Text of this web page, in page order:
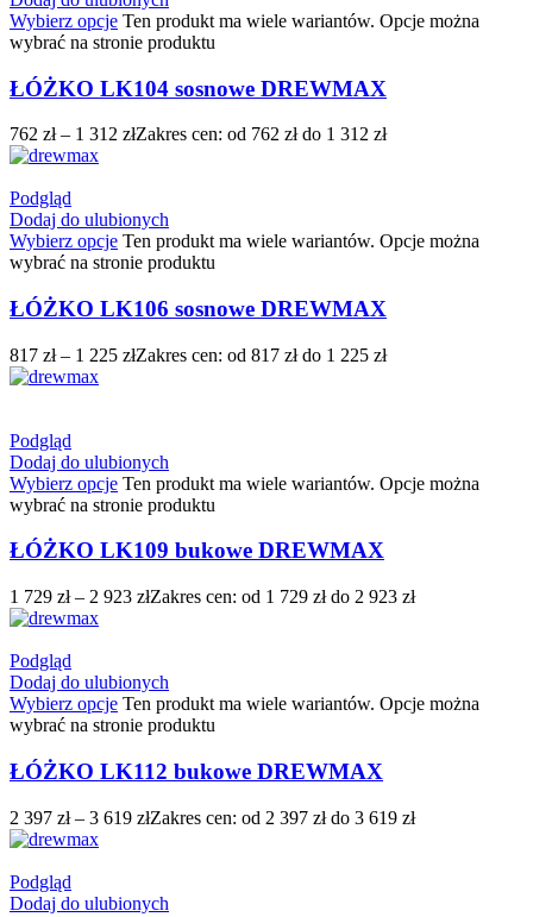
Wybierz opcje Ten produkt ma wiele wariantów. Opcje można
wybrać na stronie produktu
ŁÓŻKO LK104 sosnowe DREWMAX
762 zł – 1 312 złZakres cen: od 762 zł do 1 312 zł
Podgląd
Dodaj do ulubionych
Wybierz opcje Ten produkt ma wiele wariantów. Opcje można
wybrać na stronie produktu
ŁÓŻKO LK106 sosnowe DREWMAX
817 zł – 1 225 złZakres cen: od 817 zł do 1 225 zł
Podgląd
Dodaj do ulubionych
Wybierz opcje Ten produkt ma wiele wariantów. Opcje można
wybrać na stronie produktu
ŁÓŻKO LK109 bukowe DREWMAX
1 729 zł – 2 923 złZakres cen: od 1 729 zł do 2 923 zł
Podgląd
Dodaj do ulubionych
Wybierz opcje Ten produkt ma wiele wariantów. Opcje można
wybrać na stronie produktu
ŁÓŻKO LK112 bukowe DREWMAX
2 397 zł – 3 619 złZakres cen: od 2 397 zł do 3 619 zł
Podgląd
Dodaj do ulubionych